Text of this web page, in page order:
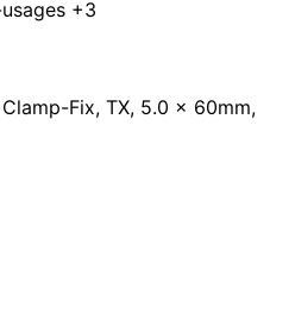
+3
Fix, TX, 5.0 x 60mm,